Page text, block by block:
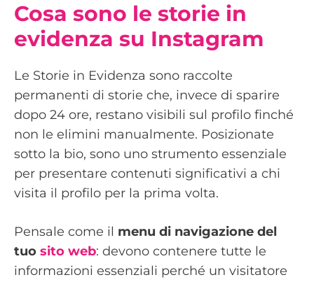
Cosa sono le storie in
evidenza su Instagram
Le Storie in Evidenza sono raccolte
permanenti di storie che, invece di sparire
dopo 24 ore, restano visibili sul profilo finché
non le elimini manualmente. Posizionate
sotto la bio, sono uno strumento essenziale
per presentare contenuti significativi a chi
visita il profilo per la prima volta.
Pensale come il menu di navigazione del
tuo sito web: devono contenere tutte le
informazioni essenziali perché un visitatore